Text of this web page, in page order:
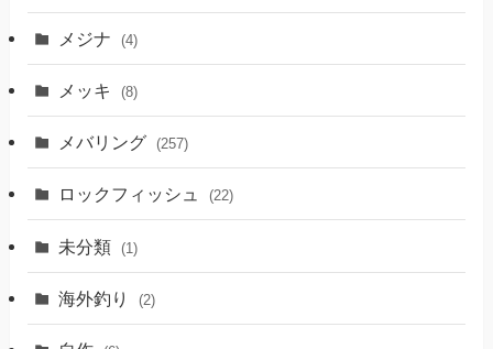
メジナ (4)
メッキ (8)
メバリング (257)
ロックフィッシュ (22)
未分類 (1)
海外釣り (2)